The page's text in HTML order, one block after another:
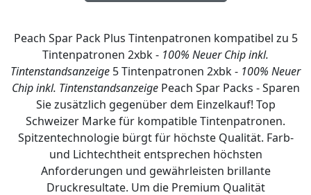
Peach Spar Pack Plus Tintenpatronen kompatibel zu 5
Tintenpatronen 2xbk - 100% Neuer Chip inkl.
Tintenstandsanzeige 5 Tintenpatronen 2xbk - 100% Neuer
Chip inkl. TintenstandsanzeigePeach Spar Packs - Sparen
Sie zusätzlich gegenüber dem Einzelkauf! Top
Schweizer Marke für kompatible Tintenpatronen.
Spitzentechnologie bürgt für höchste Qualität. Farb-
und Lichtechtheit entsprechen höchsten
Anforderungen und gewährleisten brillante
Druckresultate. Um die Premium Qualität